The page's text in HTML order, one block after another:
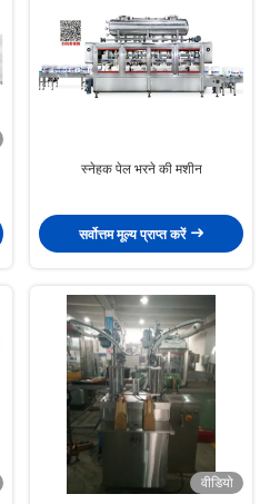
स्नेहक पेल भरने की मशीन
सर्वोत्तम मूल्य प्राप्त करें
वीडियो